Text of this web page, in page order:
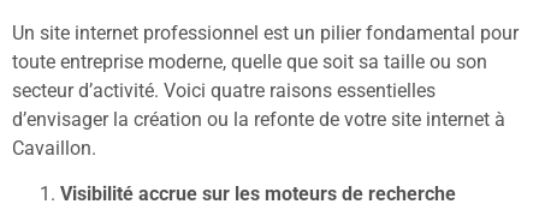
Un site internet professionnel est un pilier fondamental pour
toute entreprise moderne, quelle que soit sa taille ou son
secteur d’activité. Voici quatre raisons essentielles
d’envisager la création ou la refonte de votre site internet à
Cavaillon.
Visibilité accrue sur les moteurs de recherche